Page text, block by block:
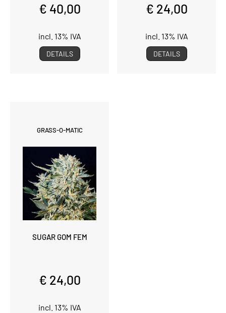
€ 40,00
incl. 13% IVA
DETAILS
€ 24,00
incl. 13% IVA
DETAILS
GRASS-O-MATIC
SUGAR GOM FEM
€ 24,00
incl. 13% IVA